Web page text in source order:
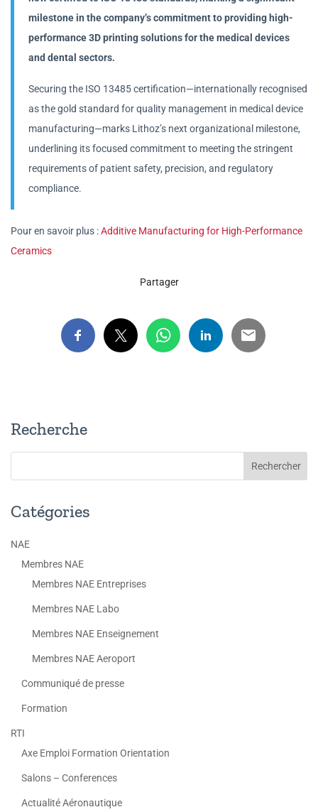
milestone in the company’s commitment to providing high-
performance 3D printing solutions for the medical devices
and dental sectors.
Securing the ISO 13485 certification—internationally recognised
as the gold standard for quality management in medical device
manufacturing—marks Lithoz’s next organizational milestone,
underlining its focused commitment to meeting the stringent
requirements of patient safety, precision, and regulatory
compliance.
Pour en savoir plus :Additive Manufacturing for High-Performance
Ceramics
Partager
Recherche
Catégories
NAE
Membres NAE
Membres NAE Entreprises
Membres NAE Labo
Membres NAE Enseignement
Membres NAE Aeroport
Communiqué de presse
Formation
RTI
Axe Emploi Formation Orientation
Salons – Conferences
Actualité Aéronautique